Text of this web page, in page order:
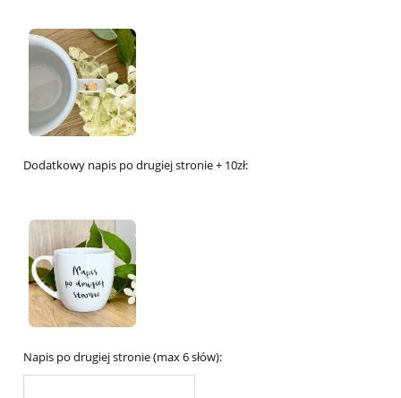
Dodatkowy napis po drugiej stronie + 10zł:
Napis po drugiej stronie (max 6 słów):